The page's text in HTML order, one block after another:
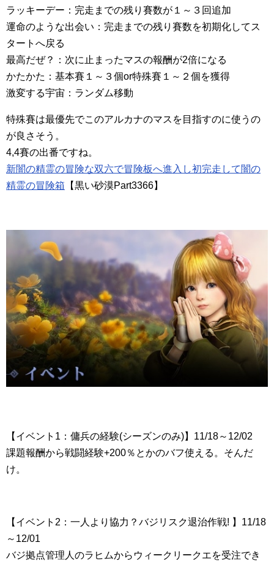
ラッキーデー：完走までの残り賽数が１～３回追加
運命のような出会い：完走までの残り賽数を初期化してス
タートへ戻る
最高だぜ？：次に止まったマスの報酬が2倍になる
かたかた：基本賽１～３個or特殊賽１～２個を獲得
激変する宇宙：ランダム移動
特殊賽は最優先でこのアルカナのマスを目指すのに使うの
が良さそう。
4,4賽の出番ですね。
新闇の精霊の冒険な双六で冒険板へ進入し初完走して闇の
精霊の冒険箱 【黒い砂漠Part3366】
【イベント1：傭兵の経験(シーズンのみ)】11/18～12/02
課題報酬から戦闘経験+200％とかのバフ使える。そんだ
け。
【イベント2：一人より協力？バジリスク退治作戦! 】11/18
～12/01
バジ拠点管理人のラヒムからウィークリークエを受注でき